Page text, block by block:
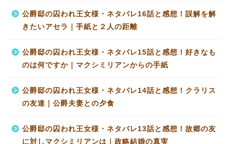
公爵邸の囚われ王女様・ネタバレ16話と感想！誤解を解
きたいアセラ｜手紙と２人の距離
公爵邸の囚われ王女様・ネタバレ15話と感想！好きなも
のは何ですか｜マクシミリアンからの手紙
公爵邸の囚われ王女様・ネタバレ14話と感想！クラリス
の友達｜公爵夫妻との夕食
公爵邸の囚われ王女様・ネタバレ13話と感想！故郷の友
に対しマクシミリアンは｜政略結婚の真実